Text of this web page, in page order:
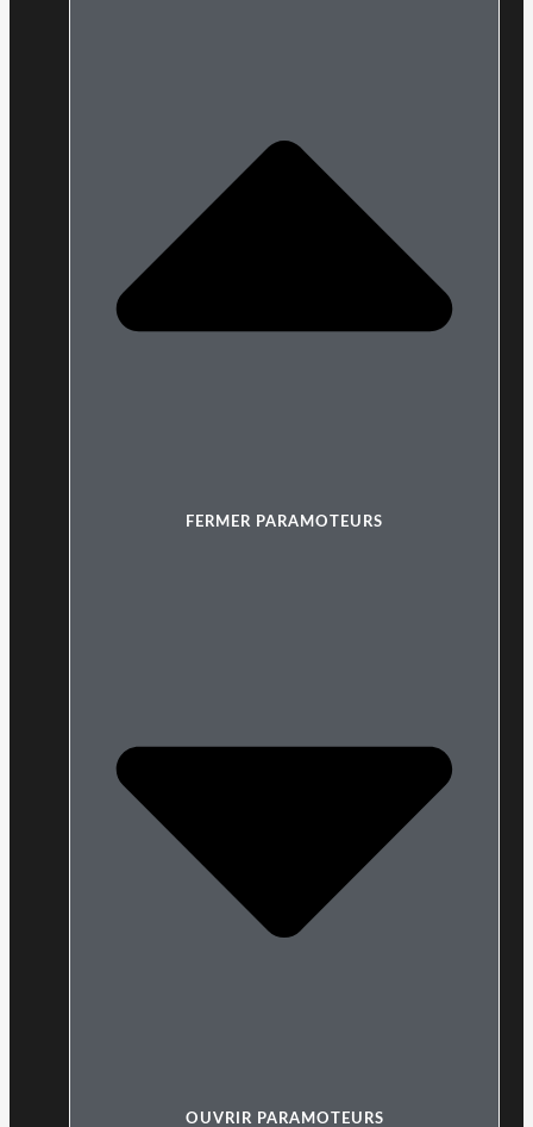
FERMER PARAMOTEURS
OUVRIR PARAMOTEURS